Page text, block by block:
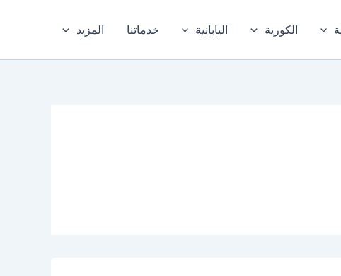
الكورية اليابانية خدماتنا المزيد